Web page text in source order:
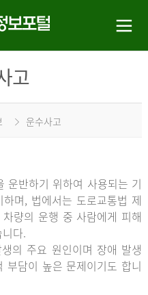
고
운수사고
운반하기 위하여 사용되는 기
며, 법에서는 도로교통법 제
량의 운행 중 사람에게 피해
다.
의 주요 원인이며 장애 발생
부담이 높은 문제이기도 합니